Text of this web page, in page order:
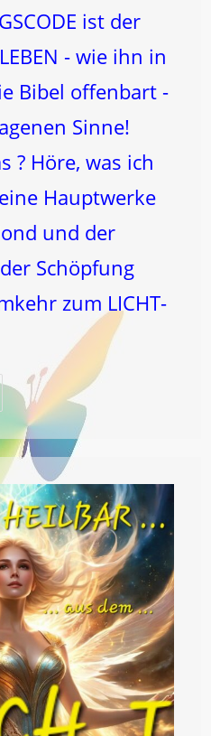
ist der
- wie ihn in
Bibel offenbart -
Sinne!
? Höre, was ich
Hauptwerke
und der
Schöpfung
zum LICHT-